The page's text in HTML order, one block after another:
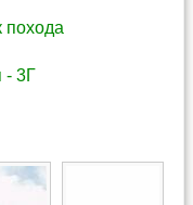
похода
- 3Г